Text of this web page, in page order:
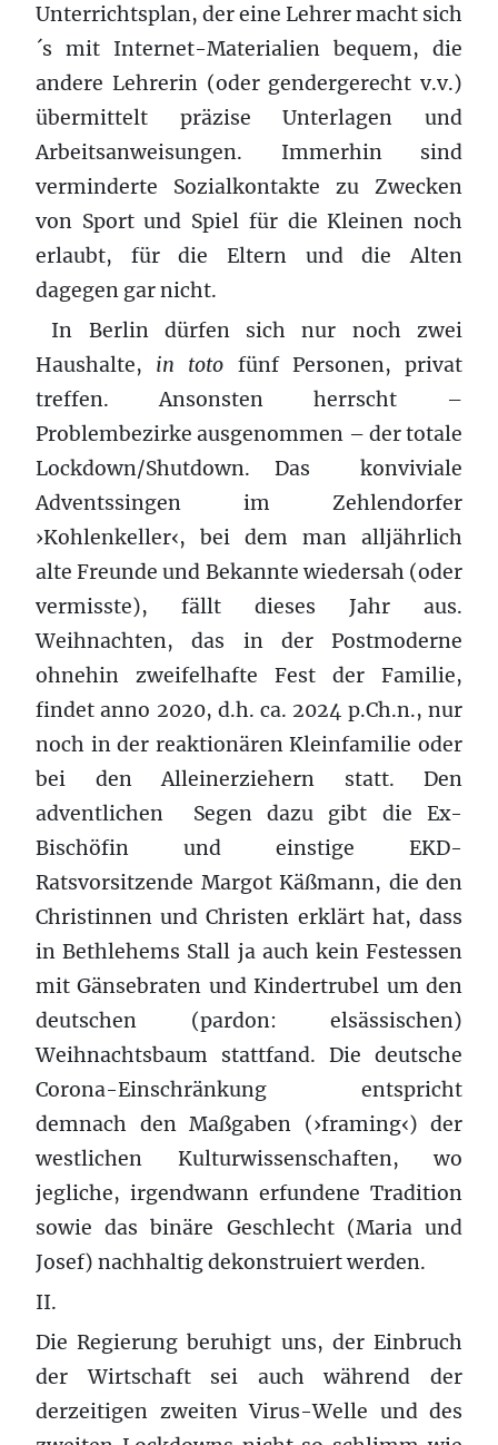
Unterrichtsplan, der eine Lehrer macht sich
´s mit Internet-Materialien bequem, die
andere Lehrerin (oder gendergerecht v.v.)
übermittelt präzise Unterlagen und
Arbeitsanweisungen. Immerhin sind
verminderte Sozialkontakte zu Zwecken
von Sport und Spiel für die Kleinen noch
erlaubt, für die Eltern und die Alten
dagegen gar nicht.
In Berlin dürfen sich nur noch zwei
Haushalte, in toto fünf Personen, privat
treffen. Ansonsten herrscht –
Problembezirke ausgenommen – der totale
Lockdown/Shutdown. Das konviviale
Adventssingen im Zehlendorfer
›Kohlenkeller‹, bei dem man alljährlich
alte Freunde und Bekannte wiedersah (oder
vermisste), fällt dieses Jahr aus.
Weihnachten, das in der Postmoderne
ohnehin zweifelhafte Fest der Familie,
findet anno 2020, d.h. ca. 2024 p.Ch.n., nur
noch in der reaktionären Kleinfamilie oder
bei den Alleinerziehern statt. Den
adventlichen Segen dazu gibt die Ex-
Bischöfin und einstige EKD-
Ratsvorsitzende Margot Käßmann, die den
Christinnen und Christen erklärt hat, dass
in Bethlehems Stall ja auch kein Festessen
mit Gänsebraten und Kindertrubel um den
deutschen (pardon: elsässischen)
Weihnachtsbaum stattfand. Die deutsche
Corona-Einschränkung entspricht
demnach den Maßgaben (›framing‹) der
westlichen Kulturwissenschaften, wo
jegliche, irgendwann erfundene Tradition
sowie das binäre Geschlecht (Maria und
Josef) nachhaltig dekonstruiert werden.
II.
Die Regierung beruhigt uns, der Einbruch
der Wirtschaft sei auch während der
derzeitigen zweiten Virus-Welle und des